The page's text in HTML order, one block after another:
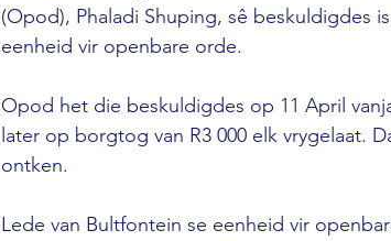
(Opod), Phaladi Shuping, sê beskuldigdes
eenheid vir openbare orde.
Opod het die beskuldigdes op 11 April
later op borgtog van R3 000 elk vrygelaat.
ontken.
Lede van Bultfontein se eenheid vir